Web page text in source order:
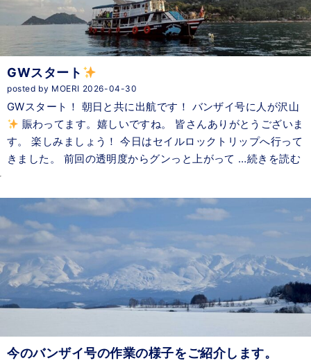
GWスタート
posted by MOERI 2026-04-30
GWスタート！ 朝日と共に出航です！ バンザイ号に人が沢山
賑わってます。嬉しいですね。 皆さんありがとうございま
す。 楽しみましょう！ 今日はセイルロックトリップへ行って
きました。 前回の透明度からグンっと上がって …続きを読む
今のバンザイ号の作業の様子をご紹介します。